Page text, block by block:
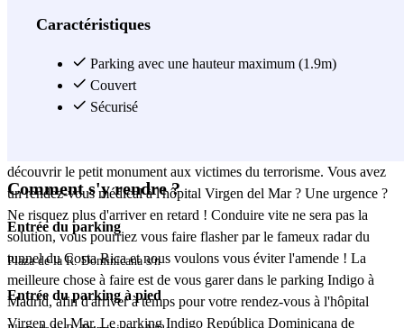
Madrid sans avoir à vous soucier de l'heure, plutôt pratique ?! Le
d'autres services tels que des prises pour recharger des voitures
électriques, des toilettes etc... Vous pourrez récupérer votre voiture
au parking Indigo de la República Dominicana de Madrid rechargée
découvrir le petit monument aux victimes du terrorisme. Vous avez
un rendez-vous médical à l'hôpital Virgen del Mar ? Une urgence ?
Ne risquez plus d'arriver en retard ! Conduire vite ne sera pas la
solution, vous pourriez vous faire flasher par le fameux radar du
tunnel du Costa Rica et nous voulons vous éviter l'amende ! La
meilleure chose à faire est de vous garer dans le parking Indigo à
Madrid, afin d'arriver à temps pour votre rendez-vous à l'hôpital
Virgen del Mar. Le parking Indigo República Dominicana de
Caractéristiques
Parking avec une hauteur maximum (1.9m)
Couvert
Sécurisé
Comment s'y rendre ?
Entrée du parking
Plaza de la R. Dominicana s/n
Entrée du parking à pied